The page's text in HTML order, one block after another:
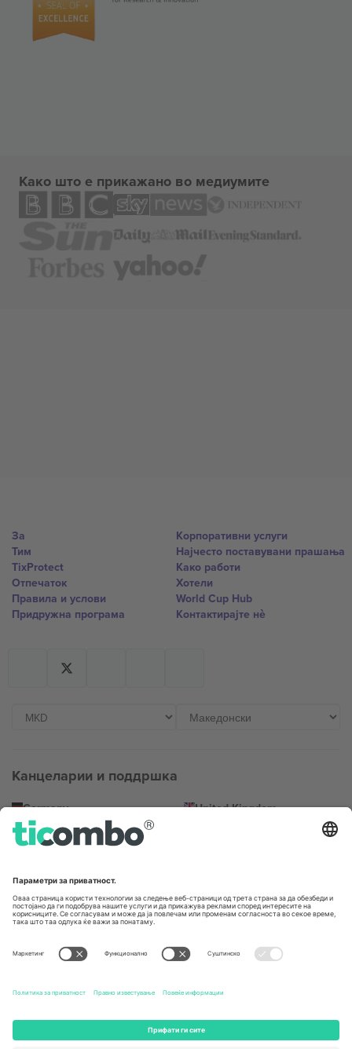
Како што е прикажано во медиумите
За
Тим
TixProtect
Отпечаток
Правила и услови
Придружна програма
Корпоративни услуги
Најчесто поставувани прашања
Како работи
Хотели
World Cup Hub
Контактирајте нѐ
Канцеларии и поддршка
Germany
Unter den Linden 24, 10117
Berlin, Germany
United Kingdom
167 City Road, London, Greater
United States
131 Continental Dr, Suite 305,
States
Switzerland
Dorfstrasse 52a, 6390
Totleben 53-55, 1606 Sofia,
Bulgaria
Building A1, Office 302, Dubai,
United Arab Emirates